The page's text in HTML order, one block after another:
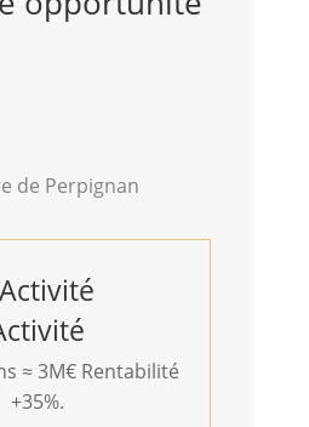
≈ 3M€ Rentabilité
+35%.